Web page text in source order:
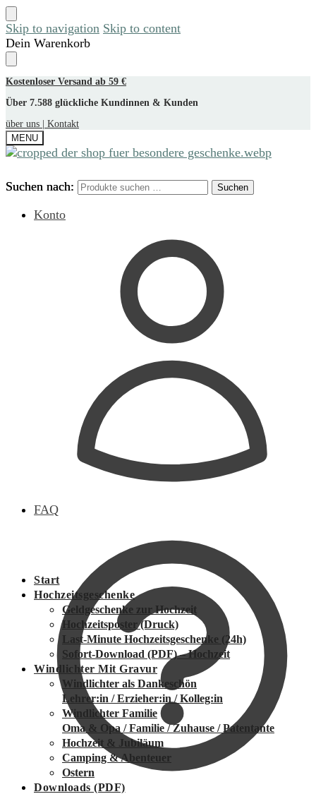
Skip to navigation Skip to content
Dein Warenkorb
Kostenloser Versand ab 59 €
Über 7.588 glückliche Kundinnen & Kunden
über uns |
Kontakt
MENU
Suchen nach: Suchen
Konto
FAQ
Suchen nach: Suchen
Start
Hochzeitsgeschenke
Geldgeschenke zur Hochzeit
Hochzeitsposter (Druck)
Last-Minute Hochzeitsgeschenke (24h)
Sofort-Download (PDF) – Hochzeit
Windlichter Mit Gravur
Windlichter als Dankeschön
Lehrer:in / Erzieher:in / Kolleg:in
Windlichter Familie
Oma & Opa / Familie / Zuhause / Patentante
Hochzeit & Jubiläum
Camping & Abenteuer
Ostern
Downloads (PDF)